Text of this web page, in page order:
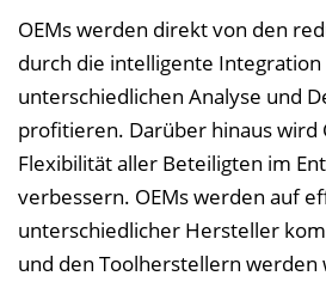
OEMs werden direkt von den
durch die intelligente
unterschiedlichen Analyse und
profitieren. Darüber hinaus wird
Flexibilität aller Beteiligten im
verbessern. OEMs werden auf
unterschiedlicher Hersteller
und den Toolherstellern